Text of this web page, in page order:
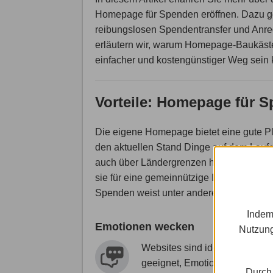
Homepage für Spenden eröffnen. Dazu
reibungslosen Spendentransfer und
erläutern wir, warum Homepage-
einfacher und kostengünstiger Weg
Vorteile: Homepage für
Die eigene Homepage bietet eine gute
den aktuellen Stand Dinge auf dem
auch über Ländergrenzen hinweg mit
sie für eine gemeinnützige Idee oder für
Spenden weist unter anderem folgende
Emotionen wecken
Websites sind ideal dafür
geeignet, Emotionen zu